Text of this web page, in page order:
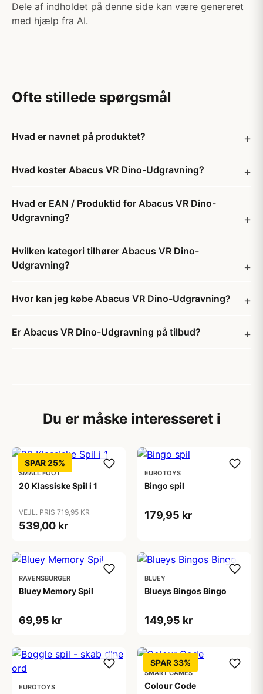
Dele af indholdet på denne side kan være genereret
med hjælp fra AI.
Ofte stillede spørgsmål
Hvad er navnet på produktet?
Hvad koster Abacus VR Dino-Udgravning?
Hvad er EAN / Produktid for Abacus VR Dino-
Udgravning?
Hvilken kategori tilhører Abacus VR Dino-
Udgravning?
Hvor kan jeg købe Abacus VR Dino-Udgravning?
Er Abacus VR Dino-Udgravning på tilbud?
Du er måske interesseret i
SPAR 25%
SMALL FOOT
20 Klassiske Spil i 1
VEJL. PRIS 719,95 KR
539,00 kr
EUROTOYS
Bingo spil
179,95 kr
RAVENSBURGER
Bluey Memory Spil
69,95 kr
BLUEY
Blueys Bingos Bingo
149,95 kr
EUROTOYS
SPAR 33%
SMART GAMES
Colour Code